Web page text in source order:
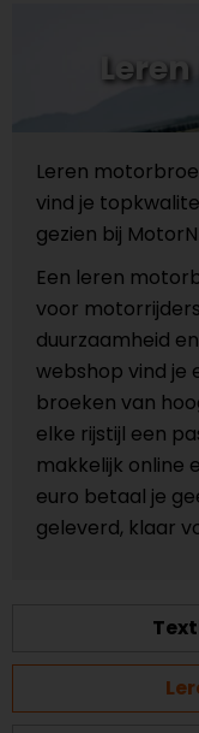
Leren
vind je
gezien bij
Een leren
voor
duurzaamheid
webshop vind je
broeken van
elke rijstijl een
makkelijk online
euro betaal je
geleverd, klaar